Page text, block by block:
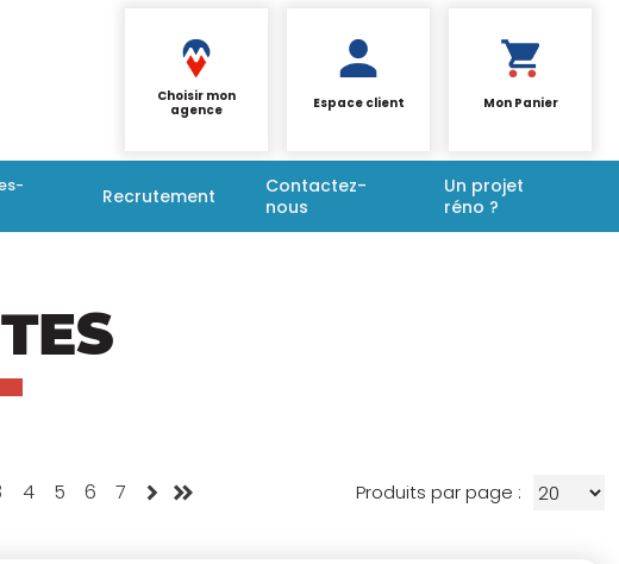
Choisir mon
agence
Espace client Mon Panier
Recrutement
Contactez-
nous
Un projet
réno ?
4 5 6 7 Produits par page :